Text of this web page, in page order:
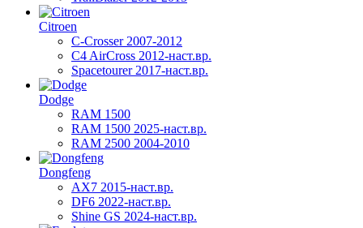
Citroen
C-Crosser 2007-2012
C4 AirCross 2012-наст.вр.
Spacetourer 2017-наст.вр.
Dodge
RAM 1500
RAM 1500 2025-наст.вр.
RAM 2500 2004-2010
Dongfeng
AX7 2015-наст.вр.
DF6 2022-наст.вр.
Shine GS 2024-наст.вр.